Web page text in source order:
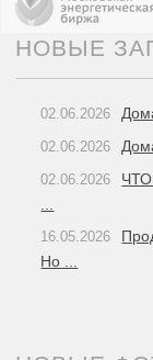
НОВЫЕ
02.06.2026
02.06.2026
02.06.2026
16.05.2026
Но ...